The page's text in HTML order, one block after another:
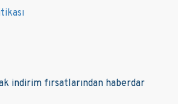
indirim fırsatlarından haberdar